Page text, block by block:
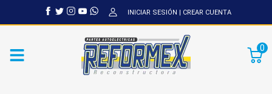
INICIAR SESIÓN | CREAR CUENTA
0